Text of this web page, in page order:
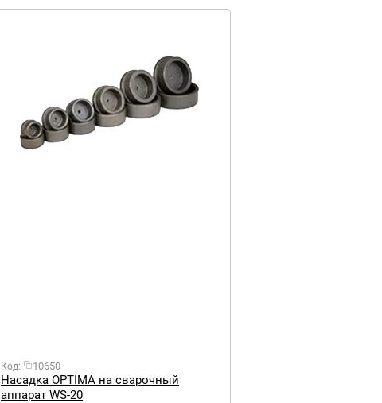
Код: 10650
Насадка OPTIMA на сварочный
аппарат WS-20